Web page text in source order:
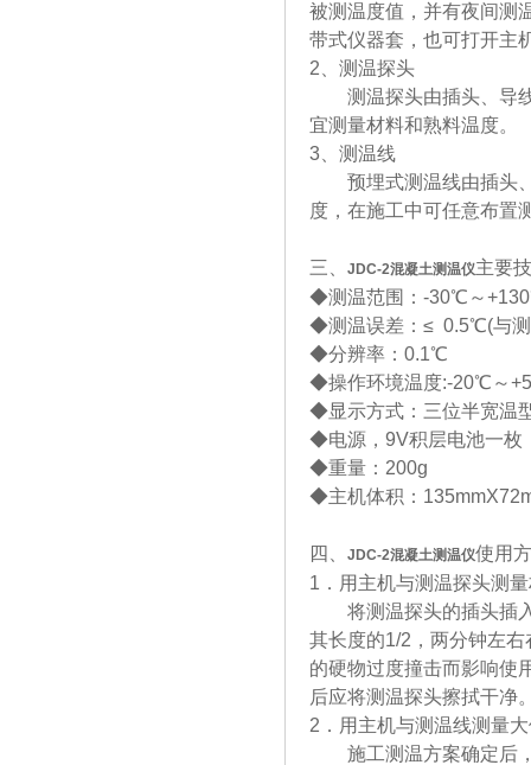
被测温度值，并有夜间测
带式仪器套，也可打开主
2、测温探头
测温探头由插头、导线
宜测量材料和熟料温度。
3、测温线
预埋式测温线由插头、
度，在施工中可任意布置
三、 JDC-2混凝土测温仪主要
◆测温范围：-30℃～
◆测温误差：≤ 0.5℃(与测
◆分辨率：0.1℃
◆操作环境温度:-20℃～
◆显示方式：三位半宽温
◆电源，9V积层电池一枚
◆重量：200g
◆主机体积：
四、 JDC-2混凝土测温仪使用
1．用主机与测温探头测
将测温探头的插头插入
其长度的1/2，两分钟左
的硬物过度撞击而影响使
后应将测温探头擦拭干净
2．用主机与测温线测量
施工测温方案确定后，